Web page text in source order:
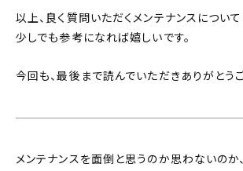
以上、良く質問いただくメンテナンスについて
少しでも参考になれば嬉しいです。
今回も、最後まで読んでいただきありがとう
メンテナンスを面倒と思うのか思わないのか